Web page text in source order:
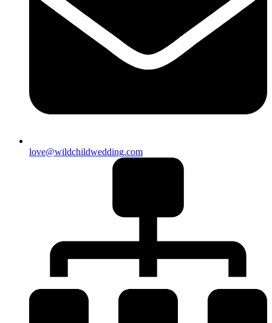
love@wildchildwedding.com